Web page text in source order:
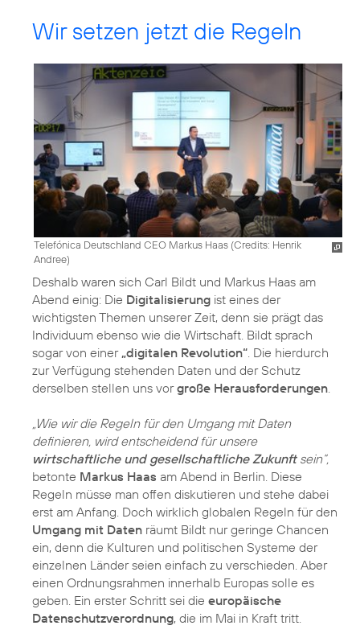
Wir setzen jetzt die Regeln
Telefónica Deutschland CEO Markus Haas (Credits: Henrik
Andree)
Deshalb waren sich Carl Bildt und Markus Haas am
Abend einig: Die Digitalisierung ist eines der
wichtigsten Themen unserer Zeit, denn sie prägt das
Individuum ebenso wie die Wirtschaft. Bildt sprach
sogar von einer„digitalen Revolution“. Die hierdurch
zur Verfügung stehenden Daten und der Schutz
derselben stellen uns vorgroße Herausforderungen.
„Wie wir die Regeln für den Umgang mit Daten
definieren, wird entscheidend für unsere
wirtschaftliche und gesellschaftliche Zukunftsein“,
betonte Markus Haas am Abend in Berlin. Diese
Regeln müsse man offen diskutieren und stehe dabei
erst am Anfang. Doch wirklich globalen Regeln für den
Umgang mit Daten räumt Bildt nur geringe Chancen
ein, denn die Kulturen und politischen Systeme der
einzelnen Länder seien einfach zu verschieden. Aber
einen Ordnungsrahmen innerhalb Europas solle es
geben. Ein erster Schritt sei die europäische
Datenschutzverordnung, die im Mai in Kraft tritt.